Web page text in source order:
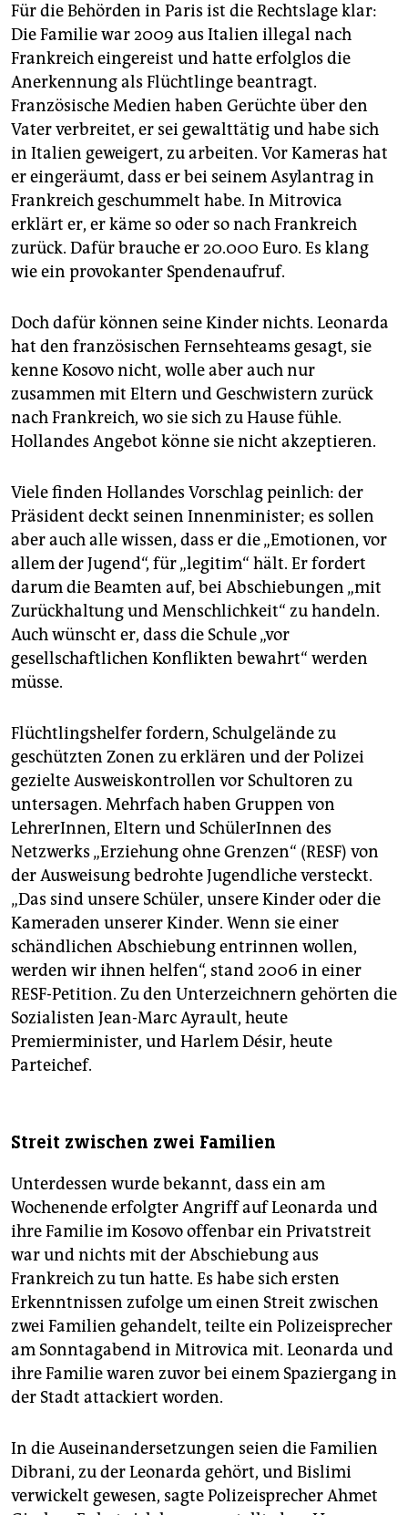
Für die Behörden in Paris ist die Rechtslage klar:
Die Familie war 2009 aus Italien illegal nach
Frankreich eingereist und hatte erfolglos die
Anerkennung als Flüchtlinge beantragt.
Französische Medien haben Gerüchte über den
Vater verbreitet, er sei gewalttätig und habe sich
in Italien geweigert, zu arbeiten. Vor Kameras hat
er eingeräumt, dass er bei seinem Asylantrag in
Frankreich geschummelt habe. In Mitrovica
erklärt er, er käme so oder so nach Frankreich
zurück. Dafür brauche er 20.000 Euro. Es klang
wie ein provokanter Spendenaufruf.
Doch dafür können seine Kinder nichts. Leonarda
hat den französischen Fernsehteams gesagt, sie
kenne Kosovo nicht, wolle aber auch nur
zusammen mit Eltern und Geschwistern zurück
nach Frankreich, wo sie sich zu Hause fühle.
Hollandes Angebot könne sie nicht akzeptieren.
Viele finden Hollandes Vorschlag peinlich: der
Präsident deckt seinen Innenminister; es sollen
aber auch alle wissen, dass er die „Emotionen, vor
allem der Jugend“, für „legitim“ hält. Er fordert
darum die Beamten auf, bei Abschiebungen „mit
Zurückhaltung und Menschlichkeit“ zu handeln.
Auch wünscht er, dass die Schule „vor
gesellschaftlichen Konflikten bewahrt“ werden
müsse.
Flüchtlingshelfer fordern, Schulgelände zu
geschützten Zonen zu erklären und der Polizei
gezielte Ausweiskontrollen vor Schultoren zu
untersagen. Mehrfach haben Gruppen von
LehrerInnen, Eltern und SchülerInnen des
Netzwerks „Erziehung ohne Grenzen“ (RESF) von
der Ausweisung bedrohte Jugendliche versteckt.
„Das sind unsere Schüler, unsere Kinder oder die
Kameraden unserer Kinder. Wenn sie einer
schändlichen Abschiebung entrinnen wollen,
werden wir ihnen helfen“, stand 2006 in einer
RESF-Petition. Zu den Unterzeichnern gehörten die
Sozialisten Jean-Marc Ayrault, heute
Premierminister, und Harlem Désir, heute
Parteichef.
Streit zwischen zwei Familien
Unterdessen wurde bekannt, dass ein am
Wochenende erfolgter Angriff auf Leonarda und
ihre Familie im Kosovo offenbar ein Privatstreit
war und nichts mit der Abschiebung aus
Frankreich zu tun hatte. Es habe sich ersten
Erkenntnissen zufolge um einen Streit zwischen
zwei Familien gehandelt, teilte ein Polizeisprecher
am Sonntagabend in Mitrovica mit. Leonarda und
ihre Familie waren zuvor bei einem Spaziergang in
der Stadt attackiert worden.
In die Auseinandersetzungen seien die Familien
Dibrani, zu der Leonarda gehört, und Bislimi
verwickelt gewesen, sagte Polizeisprecher Ahmet